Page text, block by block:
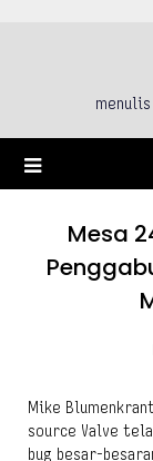
Mesa
Mike
source Valve
bug besar-